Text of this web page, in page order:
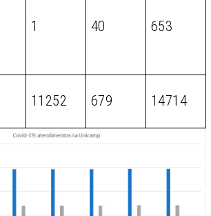
1 40 653
11252 679 14714